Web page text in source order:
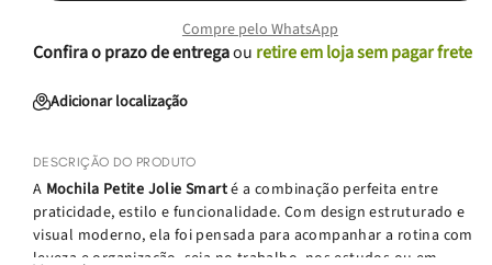
Compre pelo WhatsApp
Confira o prazo de entregaou retire em loja sem pagar frete
Adicionar localização
DESCRIÇÃO DO PRODUTO
A Mochila Petite Jolie Smarté a combinação perfeita entre
praticidade, estilo e funcionalidade. Com design estruturado e
visual moderno, ela foi pensada para acompanhar a rotina com
leveza e organização, seja no trabalho, nos estudos ou em